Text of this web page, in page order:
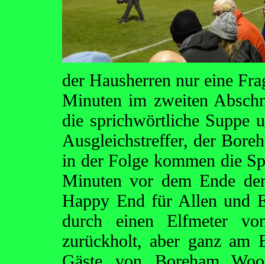
der Hausherren nur eine
Minuten im zweiten
die sprichwörtliche Suppe
Ausgleichstreffer, der
in der Folge kommen die
Minuten vor dem Ende
Happy End für Allen und
durch einen Elfmeter
zurückholt, aber ganz am